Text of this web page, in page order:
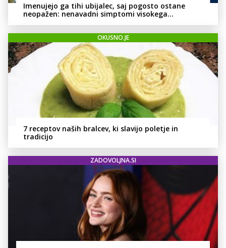
Imenujejo ga tihi ubijalec, saj pogosto ostane
neopažen: nenavadni simptomi visokega
OKUSNO.JE
7 receptov naših bralcev, ki slavijo poletje in
tradicijo
ZADOVOLJNA.SI